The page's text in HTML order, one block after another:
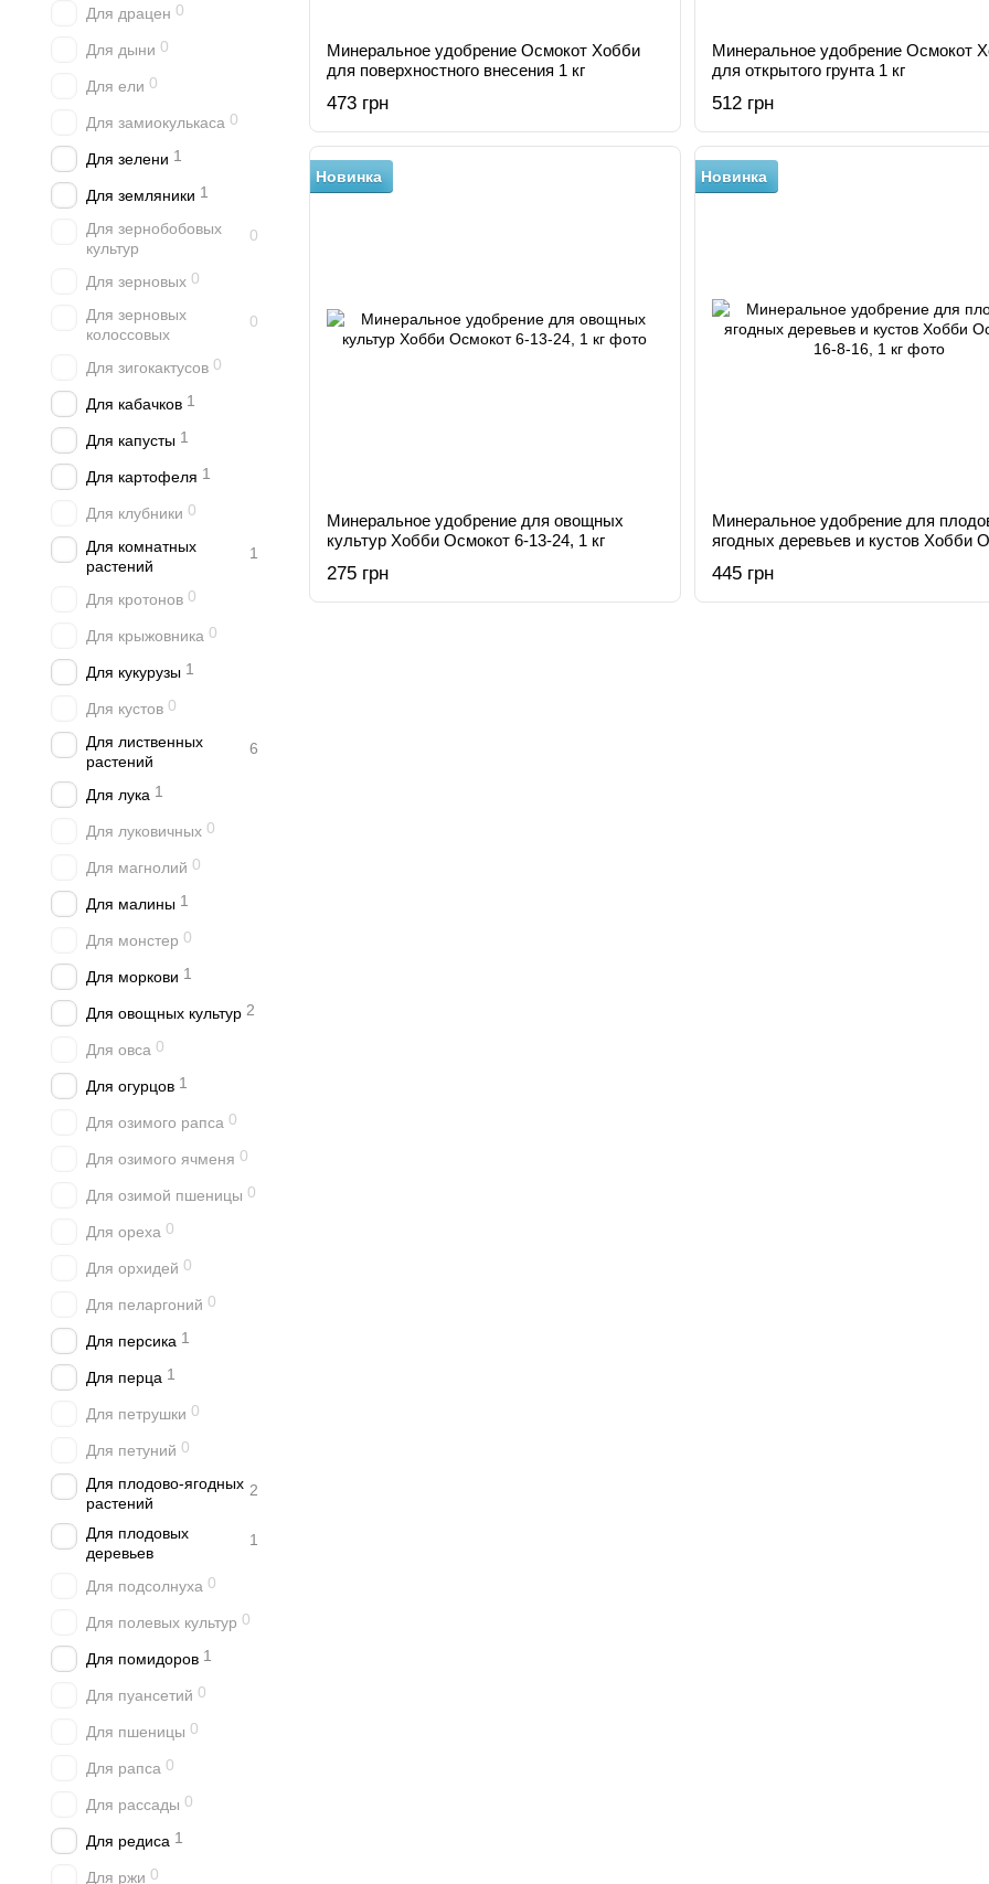
Минеральное удобрение Осмокот Хобби
для поверхностного внесения 1 кг
473 грн
Минеральное удобрение Осмокот
для открытого грунта 1 кг
512 грн
Новинка
Минеральное удобрение для овощных
культур Хобби Осмокот 6-13-24, 1 кг
275 грн
Новинка
Минеральное удобрение для
ягодных деревьев и кустов Хобби
445 грн
Для драцен 0
Для дыни 0
Для ели 0
Для замиокулькаса 0
Для зелени 1
Для земляники 1
Для зернобобовых
культур
0
Для зерновых 0
Для зерновых
колоссовых
0
Для зигокактусов 0
Для кабачков 1
Для капусты 1
Для картофеля 1
Для клубники 0
Для комнатных
растений
1
Для кротонов 0
Для крыжовника 0
Для кукурузы 1
Для кустов 0
Для лиственных
растений
6
Для лука 1
Для луковичных 0
Для магнолий 0
Для малины 1
Для монстер 0
Для моркови 1
Для овощных культур 2
Для овса 0
Для огурцов 1
Для озимого рапса 0
Для озимого ячменя 0
Для озимой пшеницы 0
Для ореха 0
Для орхидей 0
Для пеларгоний 0
Для персика 1
Для перца 1
Для петрушки 0
Для петуний 0
Для плодово-ягодных
растений
2
Для плодовых
деревьев
1
Для подсолнуха 0
Для полевых культур 0
Для помидоров 1
Для пуансетий 0
Для пшеницы 0
Для рапса 0
Для рассады 0
Для редиса 1
Для ржи 0